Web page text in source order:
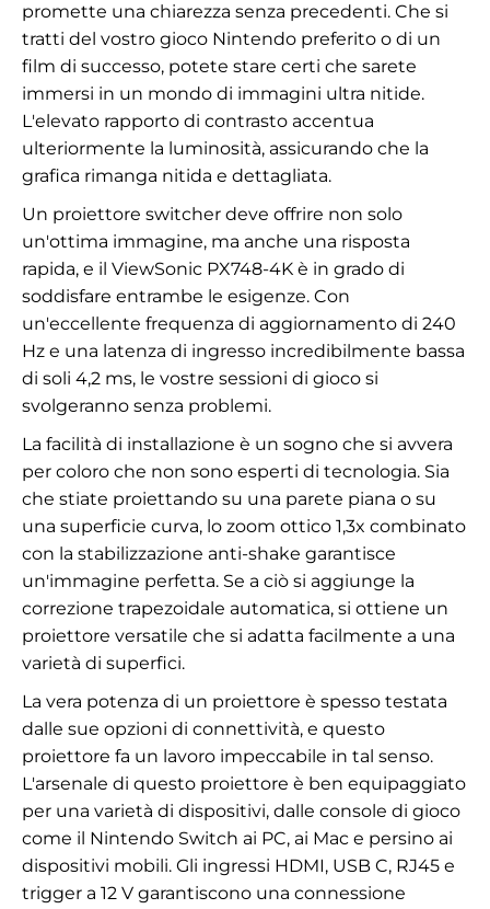
promette una chiarezza senza precedenti. Che si
tratti del vostro gioco Nintendo preferito o di un
film di successo, potete stare certi che sarete
immersi in un mondo di immagini ultra nitide.
L'elevato rapporto di contrasto accentua
ulteriormente la luminosità, assicurando che la
grafica rimanga nitida e dettagliata.
Un proiettore switcher deve offrire non solo
un'ottima immagine, ma anche una risposta
rapida, e il ViewSonic PX748-4K è in grado di
soddisfare entrambe le esigenze. Con
un'eccellente frequenza di aggiornamento di 240
Hz e una latenza di ingresso incredibilmente bassa
di soli 4,2 ms, le vostre sessioni di gioco si
svolgeranno senza problemi.
La facilità di installazione è un sogno che si avvera
per coloro che non sono esperti di tecnologia. Sia
che stiate proiettando su una parete piana o su
una superficie curva, lo zoom ottico 1,3x combinato
con la stabilizzazione anti-shake garantisce
un'immagine perfetta. Se a ciò si aggiunge la
correzione trapezoidale automatica, si ottiene un
proiettore versatile che si adatta facilmente a una
varietà di superfici.
La vera potenza di un proiettore è spesso testata
dalle sue opzioni di connettività, e questo
proiettore fa un lavoro impeccabile in tal senso.
L'arsenale di questo proiettore è ben equipaggiato
per una varietà di dispositivi, dalle console di gioco
come il Nintendo Switch ai PC, ai Mac e persino ai
dispositivi mobili. Gli ingressi HDMI, USB C, RJ45 e
trigger a 12 V garantiscono una connessione